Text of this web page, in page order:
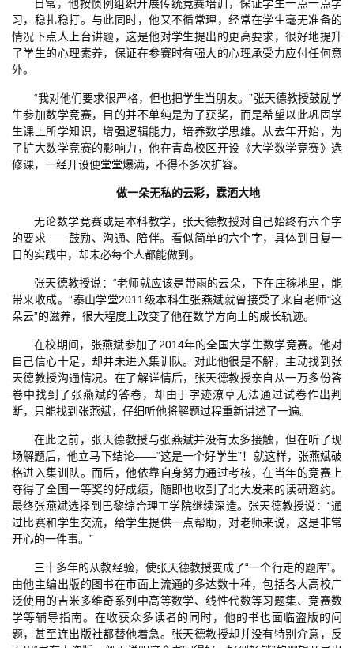
日常，他按惯例组织开展传统竞赛培训，保证学生一点一点学
习，稳扎稳打。与此同时，他又不循常理，经常在学生毫无准备的
情况下点人上台讲题，这是他对学生提出的更高要求，很好地提升
了学生的心理素养，保证在参赛时有强大的心理承受力应付任何意
外。
“我对他们要求很严格，但也把学生当朋友。”张天德教授鼓励学
生参加数学竞赛，目的并不单纯是为了获奖，而是希望以此巩固学
生课上所学知识，增强逻辑能力，培养数学思维。从去年开始，为
了扩大数学竞赛的影响力，他在青岛校区开设《大学数学竞赛》选
修课，一经开设便堂堂爆满，不得不多次扩容。
做一朵无私的云彩，霖洒大地
无论数学竞赛或是本科教学，张天德教授对自己始终有六个字
的要求——鼓励、沟通、陪伴。看似简单的六个字，具体到日复一
日的实践中，却未必每个人都能做到。
张天德教授说：“老师就应该是带雨的云朵，下在庄稼地里，能
带来收成。”泰山学堂2011级本科生张燕斌就曾接受了来自老师“这
朵云”的滋养，很大程度上改变了他在数学方向上的成长轨迹。
在校期间，张燕斌参加了2014年的全国大学生数学竞赛。他对
自己信心十足，却并未进入集训队。对此他很是不解，主动找到张
天德教授沟通情况。在了解详情后，张天德教授亲自从一万多份答
卷中找到了张燕斌的答卷，却由于字迹潦草无法通过试卷作出判
断，只能找到张燕斌，仔细听他将解题过程重新讲述了一遍。
在此之前，张天德教授与张燕斌并没有太多接触，但在听了现
场解题后，他立马下结论——“这是一个好学生”！就这样，张燕斌破
格进入集训队。而后，他依靠自身努力通过考核，在当年的竞赛上
夺得了全国一等奖的好成绩，随即也收到了北大发来的读研邀约。
最终张燕斌选择到巴黎综合理工学院继续深造。张天德教授说：“通
过比赛和学生交流，给学生提供一点帮助，对老师来说，这是非常
开心的一件事。”
三十多年的从教经验，使张天德教授变成了“一个行走的题库”。
由他主编出版的图书在市面上流通的多达数十种，包括各大高校广
泛使用的吉米多维奇系列中高等数学、线性代数等习题集、竞赛数
学等辅导指南。在收获众多读者的同时，他的书也面临盗版的问
题，甚至连出版社都替他着急。张天德教授却并没有特别介意，反